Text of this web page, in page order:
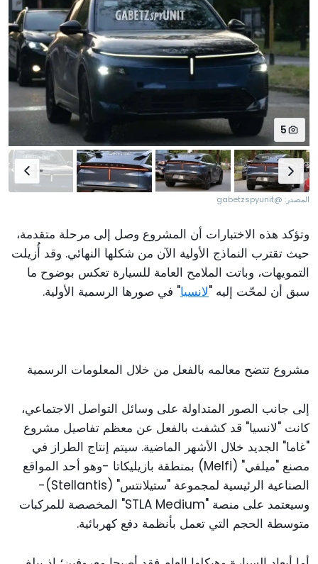
5
المصدر: @gabetzspyunit
وتؤكد هذه الاختبارات أن المشروع وصل إلى مرحلة متقدمة،
حيث تقترب النماذج الأولية الآن من شكلها النهائي. وقد أُزيلت
التمويهات، وباتت الملامح العامة للسيارة تعكس بوضوح ما
سبق أن لمحّت إليه "لانسيا" في صورها الرسمية الأولية.
مشروع تتضح معالمه بالفعل من خلال المعلومات الرسمية
إلى جانب الصور المتداولة على وسائل التواصل الاجتماعي،
كانت "لانسيا" قد كشفت بالفعل عن معظم تفاصيل مشروع
"غاما" الجديد خلال الأشهر الماضية. سيتم إنتاج الطراز في
مصنع "ميلفي" (Melfi) بمنطقة بازيليكاتا -وهو أحد المواقع
الصناعية الرئيسية لمجموعة "ستيلانتس" (Stellantis)-
وسيعتمد على منصة "STLA Medium" المخصصة للمركبات
متوسطة الحجم التي تعمل بأنظمة دفع كهربائية.